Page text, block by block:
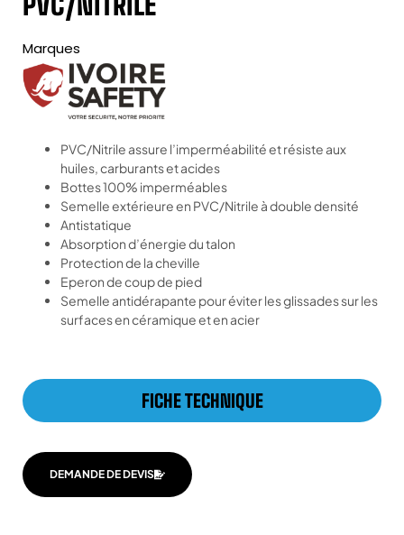
Marques
PVC/Nitrile assure l’imperméabilité et résiste aux
huiles, carburants et acides
Bottes 100% imperméables
Semelle extérieure en PVC/Nitrile à double densité
Antistatique
Absorption d’énergie du talon
Protection de la cheville
Eperon de coup de pied
Semelle antidérapante pour éviter les glissades sur les
surfaces en céramique et en acier
FICHE TECHNIQUE
DEMANDE DE DEVIS